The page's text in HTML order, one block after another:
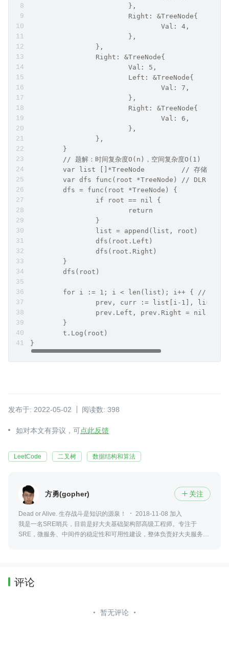
			},
			Right: &TreeNode{
				Val: 4,
			},
		},
		Right: &TreeNode{
			Val: 5,
			Left: &TreeNode{
				Val: 7,
			},
			Right: &TreeNode{
				Val: 6,
			},
		},
	}
	// 题解：时间复杂度O(n)，空间复杂度O(1)
var list []*TreeNode         // 存储前序遍
	var dfs func(root *TreeNode) // DLR
	dfs = func(root *TreeNode) {
		if root == nil {
			return
		}
		list = append(list, root)
		dfs(root.Left)
		dfs(root.Right)
	}
	dfs(root)
for i := 1; i < len(list); i++ { // 交换
		prev, curr := list[i-1], list[i]
prev.Left, prev.Right = nil,
	}
	t.Log(root)
}
发布于: 2022-05-02 阅读数: 398
如对本文有异议，可点此反馈
LeetCode 二叉树 数据结构和算法
方勇(gopher)  关注
Dead or Alive. 生存战斗是知识的源泉！
2018-11-08 加入
我是一名SRE哨兵，目前是好大夫基础架构部高级工程师。专注于
SRE，微服务、中间件的稳定性和可用性建设，整体负责好大夫服务治
评论
暂无评论